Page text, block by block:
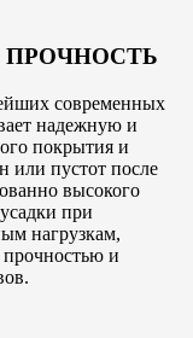
современных
надежную и
покрытия и
или пустот после
высокого
при
нагрузкам,
прочностью и